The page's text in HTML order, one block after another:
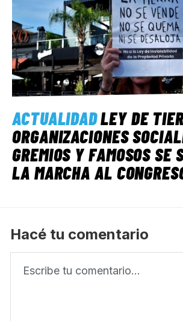
ACTUALIDADLEY DE
ORGANIZACIONES
GREMIOS Y FAMOSOS SE
LA MARCHA AL
Hacé tu comentario